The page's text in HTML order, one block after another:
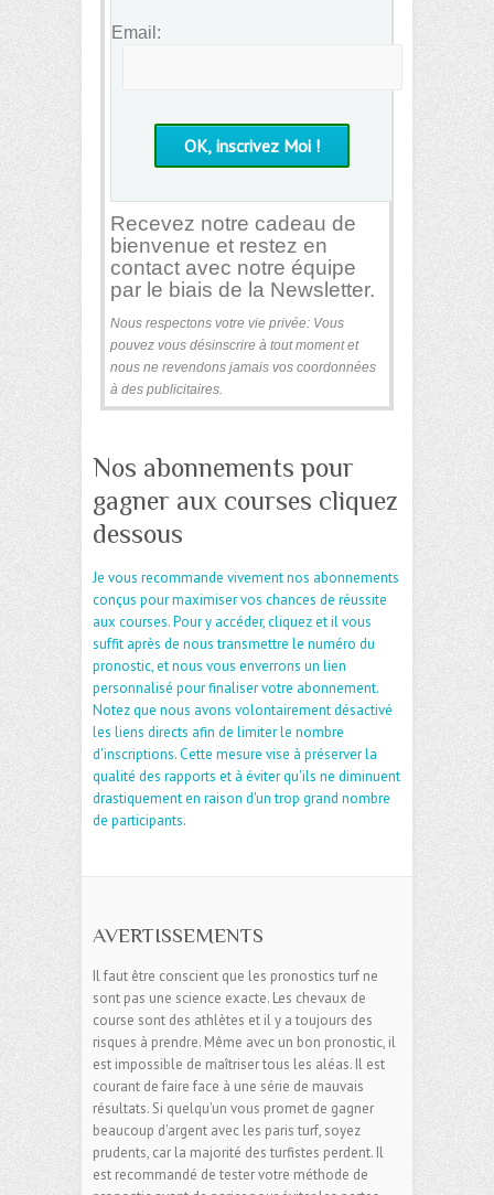
Email:
Recevez notre cadeau de
bienvenue et restez en
contact avec notre équipe
par le biais de la Newsletter.
Nous respectons votre vie privée: Vous
pouvez vous désinscrire à tout moment et
nous ne revendons jamais vos coordonnées
à des publicitaires.
Nos abonnements pour
gagner aux courses cliquez
dessous
Je vous recommande vivement nos abonnements
conçus pour maximiser vos chances de réussite
aux courses. Pour y accéder, cliquez et il vous
suffit après de nous transmettre le numéro du
pronostic, et nous vous enverrons un lien
personnalisé pour finaliser votre abonnement.
Notez que nous avons volontairement désactivé
les liens directs afin de limiter le nombre
d'inscriptions. Cette mesure vise à préserver la
qualité des rapports et à éviter qu'ils ne diminuent
drastiquement en raison d'un trop grand nombre
de participants.
AVERTISSEMENTS
Il faut être conscient que les pronostics turf ne
sont pas une science exacte. Les chevaux de
course sont des athlètes et il y a toujours des
risques à prendre. Même avec un bon pronostic, il
est impossible de maîtriser tous les aléas. Il est
courant de faire face à une série de mauvais
résultats. Si quelqu'un vous promet de gagner
beaucoup d'argent avec les paris turf, soyez
prudents, car la majorité des turfistes perdent. Il
est recommandé de tester votre méthode de